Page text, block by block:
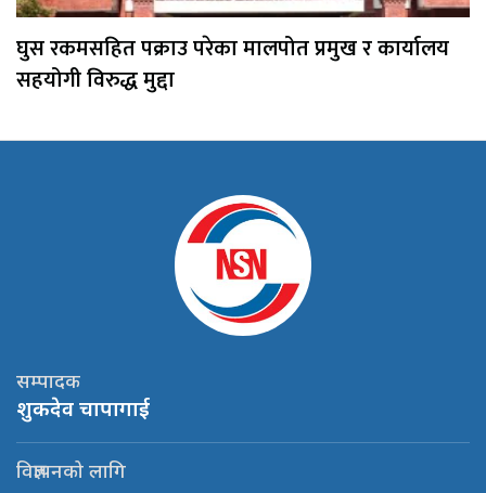
घुस रकमसहित पक्राउ परेका मालपोत प्रमुख र कार्यालय
सहयोगी विरुद्ध मुद्दा
सम्पादक
शुकदेव चापागाई
विज्ञापनको लागि